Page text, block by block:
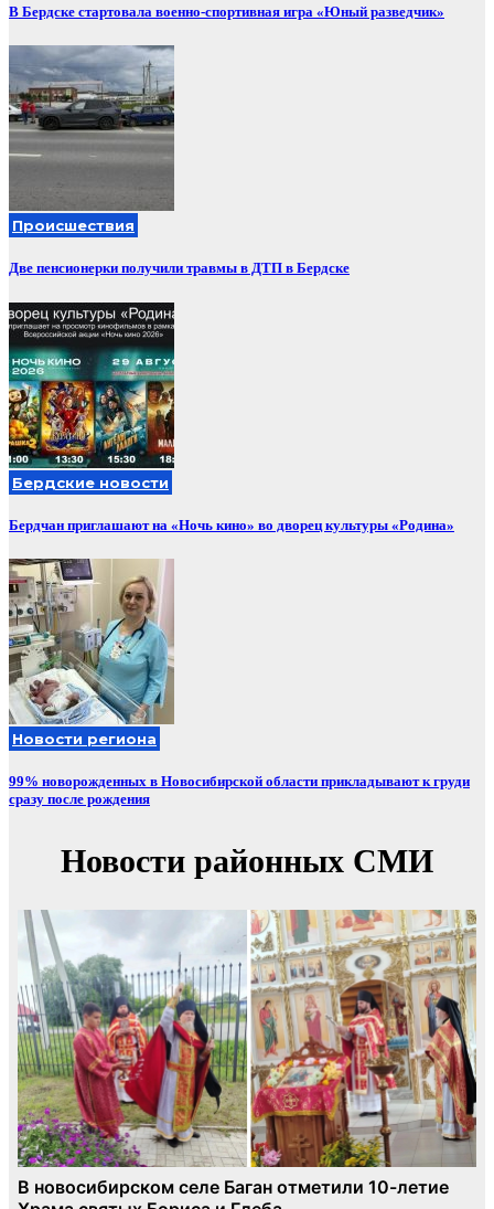
В Бердске стартовала военно-спортивная игра «Юный разведчик»
Происшествия
Две пенсионерки получили травмы в ДТП в Бердске
Бердские новости
Бердчан приглашают на «Ночь кино» во дворец культуры «Родина»
Новости региона
99% новорожденных в Новосибирской области прикладывают к груди
сразу после рождения